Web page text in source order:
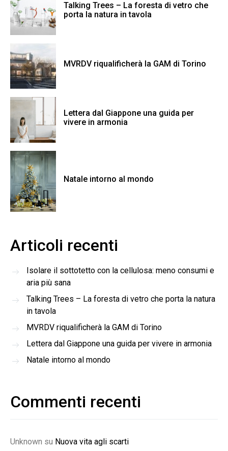
Talking Trees – La foresta di vetro che
porta la natura in tavola
MVRDV riqualificherà la GAM di Torino
Lettera dal Giappone una guida per
vivere in armonia
Natale intorno al mondo
Articoli recenti
Isolare il sottotetto con la cellulosa: meno consumi e
aria più sana
Talking Trees – La foresta di vetro che porta la natura
in tavola
MVRDV riqualificherà la GAM di Torino
Lettera dal Giappone una guida per vivere in armonia
Natale intorno al mondo
Commenti recenti
Unknown su Nuova vita agli scarti